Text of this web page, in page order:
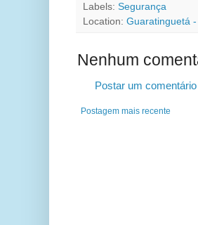
Labels: Segurança
Location: Guaratinguetá
Nenhum
Postar um comentário
Postagem mais recente